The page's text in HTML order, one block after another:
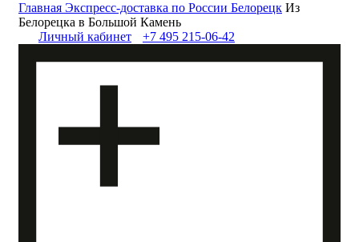
Главная Экспресс-доставка по России Белорецк Из
Белорецка в Большой Камень
Личный кабинет
+7 495 215-06-42